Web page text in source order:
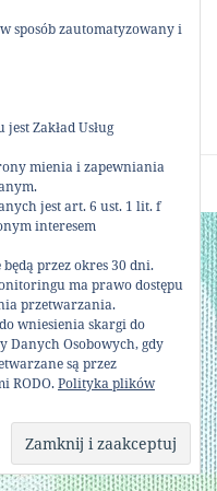
sposób zautomatyzowany i
Zakład Usług
mienia i zapewniania
jest art. 6 ust. 1 lit. f
interesem
przez okres 30 dni.
ma prawo dostępu
przetwarzania.
wniesienia skargi do
Danych Osobowych, gdy
są przez
RODO.Polityka plików